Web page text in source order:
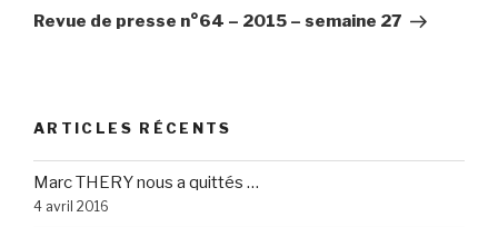
suivant
Revue de presse n°64 – 2015 – semaine 27
ARTICLES RÉCENTS
Marc THERY nous a quittés …
4 avril 2016